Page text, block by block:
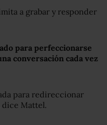
a grabar y responder
para perfeccionarse
conversación cada vez
para redireccionar
dice Mattel.